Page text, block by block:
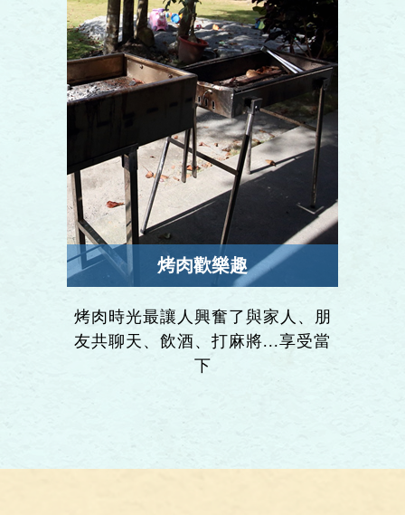
烤肉歡樂趣
烤肉時光最讓人興奮了與家人、朋
友共聊天、飲酒、打麻將...享受當
下